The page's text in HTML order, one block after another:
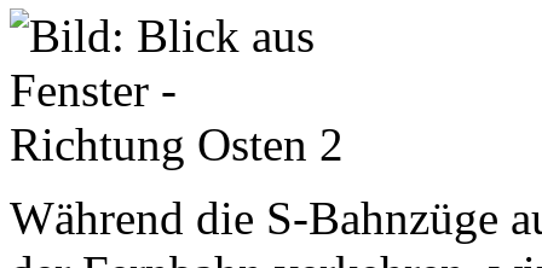
Während die S-Bahnzüge